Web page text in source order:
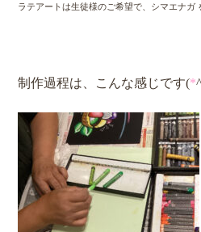
ラテアートは生徒様のご希望で、シマエナガ
制作過程は、こんな感じです(*